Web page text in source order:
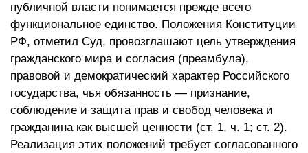
публичной власти понимается прежде всего
функциональное единство. Положения Конституции
РФ, отметил Суд, провозглашают цель утверждения
гражданского мира и согласия (преамбула),
правовой и демократический характер Российского
государства, чья обязанность — признание,
соблюдение и защита прав и свобод человека и
гражданина как высшей ценности (ст. 1, ч. 1; ст. 2).
Реализация этих положений требует согласованного